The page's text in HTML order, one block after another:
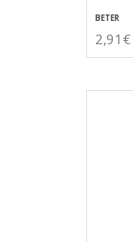
BETER
2,91€